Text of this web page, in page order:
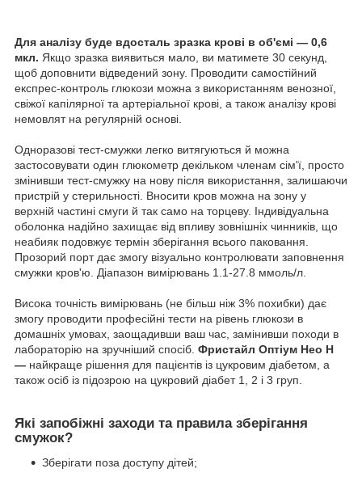
Для аналізу буде вдосталь зразка крові в об'ємі — 0,6
мкл. Якщо зразка виявиться мало, ви матимете 30 секунд,
щоб доповнити відведений зону. Проводити самостійний
експрес-контроль глюкози можна з використанням венозної,
свіжої капілярної та артеріальної крові, а також аналізу крові
немовлят на регулярній основі.
Одноразові тест-смужки легко витягуються й можна
застосовувати один глюкометр декільком членам сім'ї, просто
змінивши тест-смужку на нову після використання, залишаючи
пристрій у стерильності. Вносити кров можна на зону у
верхній частині смуги й так само на торцеву. Індивідуальна
оболонка надійно захищає від впливу зовнішніх чинників, що
неабияк подовжує термін зберігання всього паковання.
Прозорий порт дає змогу візуально контролювати заповнення
смужки кров'ю. Діапазон вимірювань 1.1-27.8 ммоль/л.
Висока точність вимірювань (не більш ніж 3% похибки) дає
змогу проводити професійні тести на рівень глюкози в
домашніх умовах, заощадивши ваш час, замінивши походи в
лабораторію на зручніший спосіб. Фристайл Оптіум Нео Н
— найкраще рішення для пацієнтів із цукровим діабетом, а
також осіб із підозрою на цукровий діабет 1, 2 і 3 груп.
Які запобіжні заходи та правила зберігання
смужок?
Зберігати поза доступу дітей;